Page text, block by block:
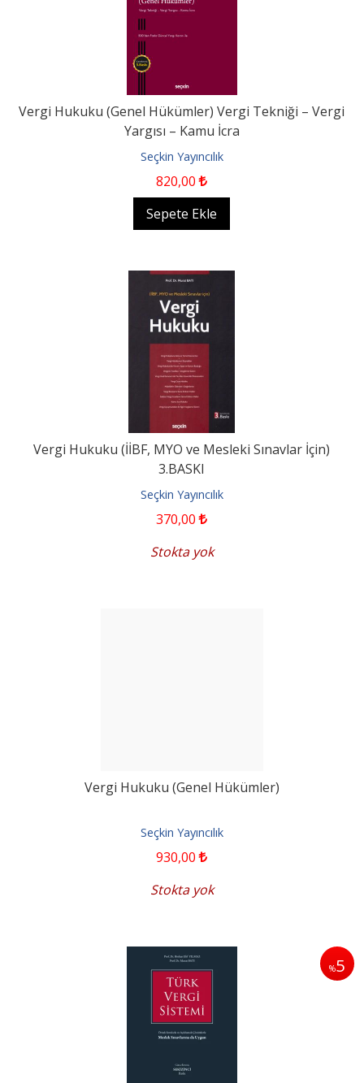
Vergi Hukuku (Genel Hükümler) Vergi Tekniği – Vergi
Yargısı – Kamu İcra
Seçkin Yayıncılık
820,00
Sepete Ekle
Vergi Hukuku (İİBF, MYO ve Mesleki Sınavlar İçin)
3.BASKI
Seçkin Yayıncılık
370,00
Stokta yok
Vergi Hukuku (Genel Hükümler)
Seçkin Yayıncılık
930,00
Stokta yok
%5